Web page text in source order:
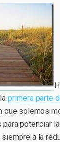
primera parte
que solemos
potenciar
a la